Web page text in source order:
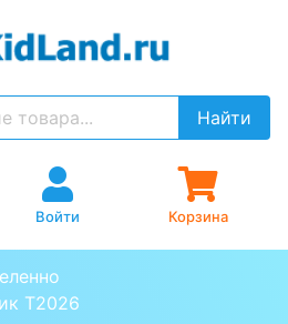
Найти
Войти Корзина
T2026